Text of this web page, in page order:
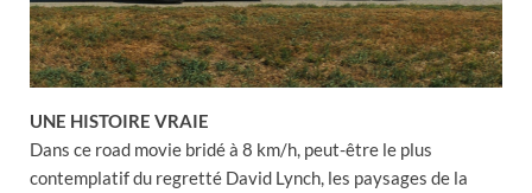
UNE HISTOIRE VRAIE
Dans ce road movie bridé à 8 km/h, peut-être le plus
contemplatif du regretté David Lynch, les paysages de la